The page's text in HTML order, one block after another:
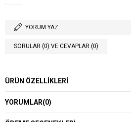
YORUM YAZ
SORULAR (0) VE CEVAPLAR (0)
ÜRÜN ÖZELLIKLERI
YORUMLAR(0)